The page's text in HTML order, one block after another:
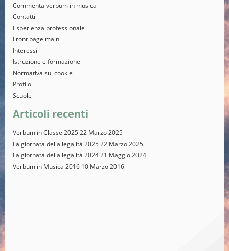
Commenta verbum in musica
Contatti
Esperienza professionale
Front page main
Interessi
Istruzione e formazione
Normativa sui cookie
Profilo
Scuole
Articoli recenti
Verbum in Classe 202522 Marzo 2025
La giornata della legalità 202522 Marzo 2025
La giornata della legalità 202421 Maggio 2024
Verbum in Musica 2016 10 Marzo 2016